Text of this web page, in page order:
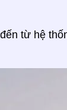
từ hệ